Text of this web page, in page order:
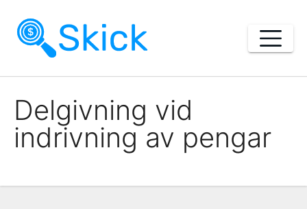
content
Delgivning vid
indrivning av pengar